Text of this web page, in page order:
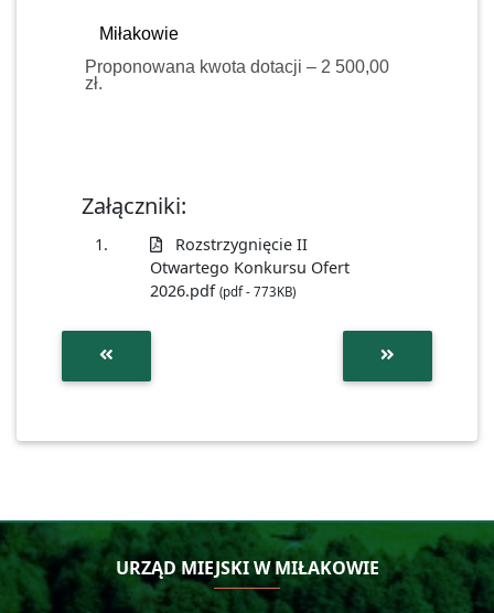
Miłakowie
Proponowana kwota dotacji – 2 500,00
zł.
Załączniki:
1.
Rozstrzygnięcie II
Otwartego Konkursu Ofert
2026.pdf (pdf - 773KB)
URZĄD MIEJSKI W MIŁAKOWIE